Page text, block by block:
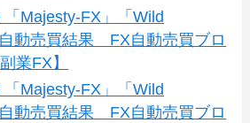
Majesty-FX」「Wild
動売買結果 FX自動売買ブロ
業FX】
Majesty-FX」「Wild
動売買結果 FX自動売買ブロ